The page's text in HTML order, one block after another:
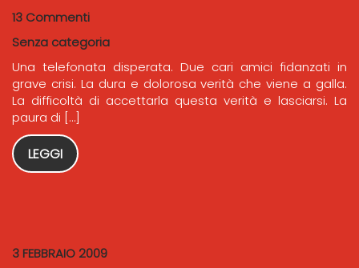
13 Commenti
Senza categoria
Una telefonata disperata. Due cari amici fidanzati in
grave crisi. La dura e dolorosa verità che viene a galla.
La difficoltà di accettarla questa verità e lasciarsi. La
paura di […]
LEGGI
3 FEBBRAIO 2009